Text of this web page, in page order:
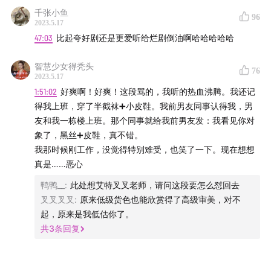
06:43 镜头语言很突出
剧中音乐到位
10:10 色彩明亮区别于一般悬疑剧
辛爽个人风格
陈明昊令人惊喜
演员的出彩
妈妈“林晓杰”毫无表演痕迹
秦昊和范伟是“主心骨”
千张小鱼
2023.5.17
96
47:03 比起夸好剧还是更爱听给烂剧倒油啊哈哈哈哈哈
智慧少女得秃头
2023.5.17
76
1:51:02 好爽啊！好爽！这段骂的，我听的热血沸腾。我还记
得我上班，穿了半截袜➕小皮鞋。我前男友同事认得我，男
友和我一栋楼上班。那个同事就给我前男友发：我看见你对
象了，黑丝➕皮鞋，真不错。
我那时候刚工作，没觉得特别难受，也笑了一下。现在想想
真是……恶心
鸭鸭__ : 此处想艾特叉叉老师，请问这段要怎么怼回去
叉叉叉叉 : 原来低级货色也能欣赏得了高级审美，对不
起，原来是我低估你了。
共3条回复